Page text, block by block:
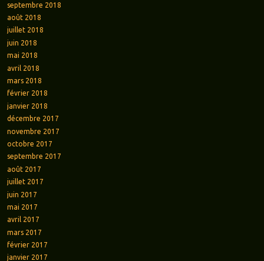
septembre 2018
août 2018
juillet 2018
juin 2018
mai 2018
avril 2018
mars 2018
février 2018
janvier 2018
décembre 2017
novembre 2017
octobre 2017
septembre 2017
août 2017
juillet 2017
juin 2017
mai 2017
avril 2017
mars 2017
février 2017
janvier 2017